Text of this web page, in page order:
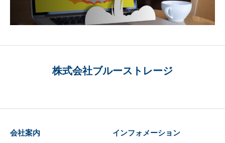
株式会社ブルーストレージ
会社案内 インフォメーション